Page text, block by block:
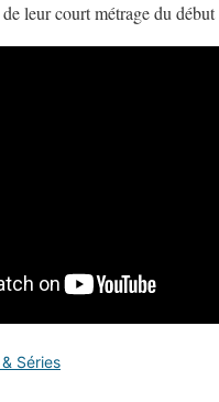
leur court métrage du
Séries